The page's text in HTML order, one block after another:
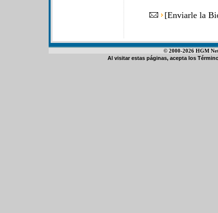
[Enviarle la
© 2000-2026 HGM
Al visitar estas páginas, acepta los